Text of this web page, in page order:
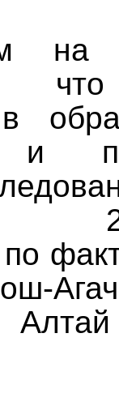
на
и
по